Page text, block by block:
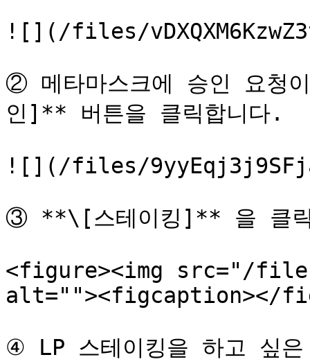
![](/files/
② 메타마스크에 승인 요
인]** 버튼을 클릭합니다.
![](/files/
③ **\[스테이킹]** 을 클릭
<figure><img src="/files/
alt=""><figcaption></
④ LP 스테이킹을 하고 싶